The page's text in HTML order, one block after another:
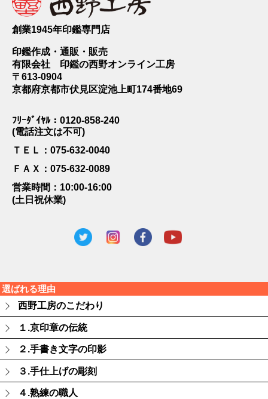
創業1945年印鑑専門店
印鑑作成・通販・販売
有限会社 印鑑の西野オンライン工房
〒613-0904
京都府京都市伏見区淀池上町174番地69
ﾌﾘｰﾀﾞｲﾔﾙ：0120-858-240
(電話注文は不可)
ＴＥＬ：075-632-0040
ＦＡＸ：075-632-0089
営業時間：10:00-16:00
(土日祝休業)
選ばれる理由
西野工房のこだわり
１.京印章の伝統
２.手書き文字の印影
３.手仕上げの彫刻
４.熟練の職人